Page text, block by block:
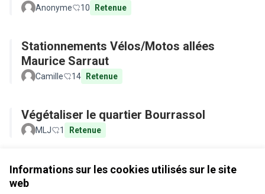
Informations sur les cookies utilisés sur le site
web
Anonyme 10 Retenue
Stationnements Vélos/Motos allées
Maurice Sarraut
Camille 14 Retenue
Végétaliser le quartier Bourrassol
MLJ 1 Retenue